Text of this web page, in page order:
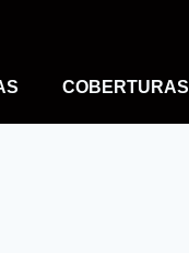
COBERTURAS